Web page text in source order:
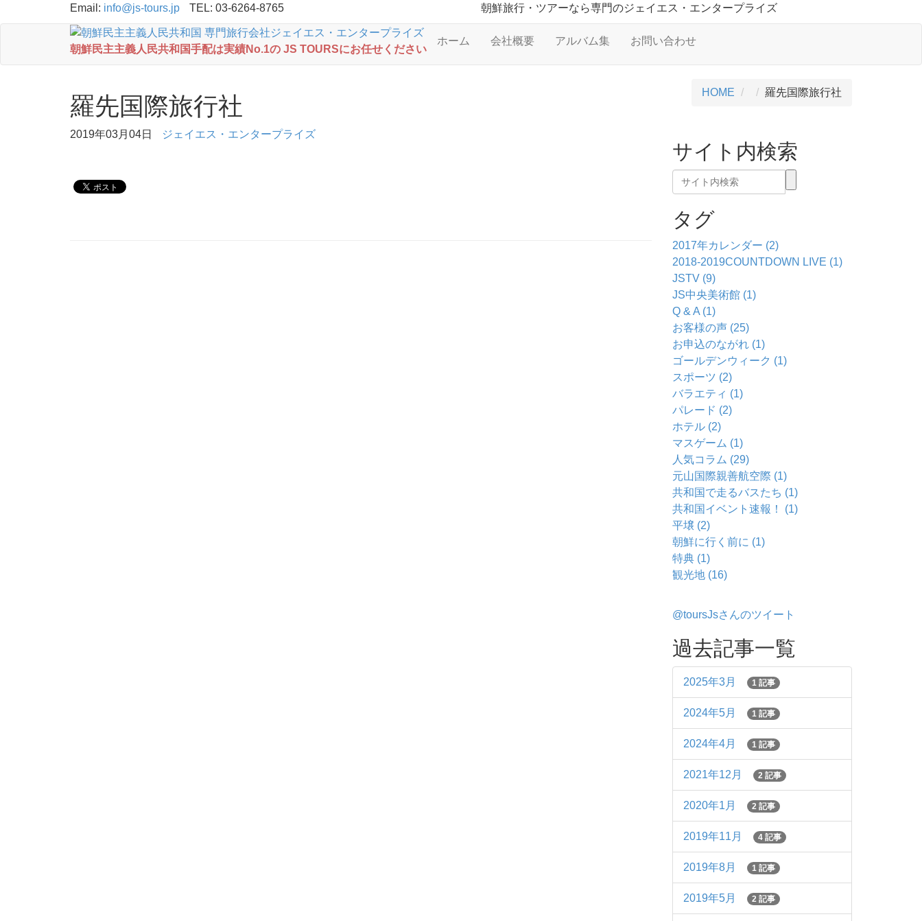
Email: info@js-tours.jp TEL: 03-6264-8765 朝鮮旅行・ツアーなら専門のジェイエス・エンタープライズ
朝鮮民主主義人民共和国手配は実績No.1の JS TOURSにお任せください
ホーム 会社概要 アルバム集 お問い合わせ
羅先国際旅行社 HOME 羅先国際旅行社
2019年03月04日 ジェイエス・エンタープライズ
サイト内検索
タグ
2017年カレンダー (2)
2018-2019COUNTDOWN LIVE (1)
JSTV (9)
JS中央美術館 (1)
Q & A (1)
お客様の声 (25)
お申込のながれ (1)
ゴールデンウィーク (1)
スポーツ (2)
バラエティ (1)
パレード (2)
ホテル (2)
マスゲーム (1)
人気コラム (29)
元山国際親善航空際 (1)
共和国で走るバスたち (1)
共和国イベント速報！ (1)
平壌 (2)
朝鮮に行く前に (1)
特典 (1)
観光地 (16)
@toursJsさんのツイート
過去記事一覧
2025年3月 1 記事
2024年5月 1 記事
2024年4月 1 記事
2021年12月 2 記事
2020年1月 2 記事
2019年11月 4 記事
2019年8月 1 記事
2019年5月 2 記事